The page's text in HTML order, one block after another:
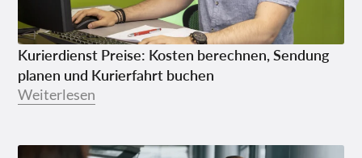
Kurierdienst Preise: Kosten berechnen, Sendung
planen und Kurierfahrt buchen
Weiterlesen